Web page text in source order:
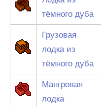
тёмного дуба
Грузовая
лодка из
тёмного дуба
Мангровая
лодка